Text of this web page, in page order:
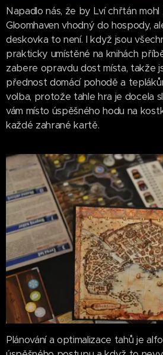
Napadlo nás, že by Lví chřtán
Gloomhaven vhodný do hospody,
deskovka to není. I když jsou
prakticky umístěné na knihách
zabere opravdu dost místa, takže
přednost domácí pohodě a
volba, protože tahle hra je docela
vám místo úspěšného hodu na
každé zahrané kartě.
Plánování a optimalizace tahů je